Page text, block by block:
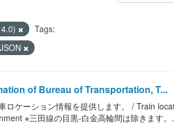
Tags:
JSON
of Bureau of Transportation, T...
ロケーション情報を提供します。 / Train
※三田線の目黒-白金高輪間は除きます。